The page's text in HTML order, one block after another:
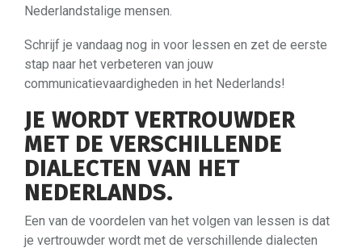
Nederlandstalige mensen.
Schrijf je vandaag nog in voor lessen en zet de eerste
stap naar het verbeteren van jouw
communicatievaardigheden in het Nederlands!
JE WORDT VERTROUWDER
MET DE VERSCHILLENDE
DIALECTEN VAN HET
NEDERLANDS.
Een van de voordelen van het volgen van lessen is dat
je vertrouwder wordt met de verschillende dialecten